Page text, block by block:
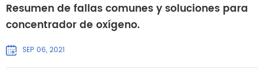
Resumen de fallas comunes y soluciones para
concentrador de oxígeno.
SEP 06, 2021